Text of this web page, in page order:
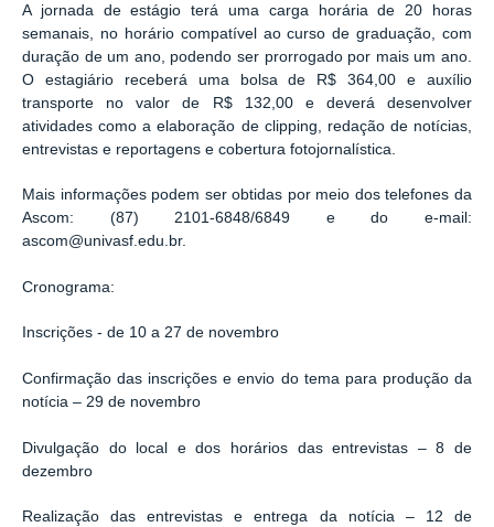
A jornada de estágio terá uma carga horária de 20 horas
semanais, no horário compatível ao curso de graduação, com
duração de um ano, podendo ser prorrogado por mais um ano.
O estagiário receberá uma bolsa de R$ 364,00 e auxílio
transporte no valor de R$ 132,00 e deverá desenvolver
atividades como a elaboração de clipping, redação de notícias,
entrevistas e reportagens e cobertura fotojornalística.
Mais informações podem ser obtidas por meio dos telefones da
Ascom: (87) 2101-6848/6849 e do e-mail:
ascom@univasf.edu.br.
Cronograma:
Inscrições - de 10 a 27 de novembro
Confirmação das inscrições e envio do tema para produção da
notícia – 29 de novembro
Divulgação do local e dos horários das entrevistas – 8 de
dezembro
Realização das entrevistas e entrega da notícia – 12 de